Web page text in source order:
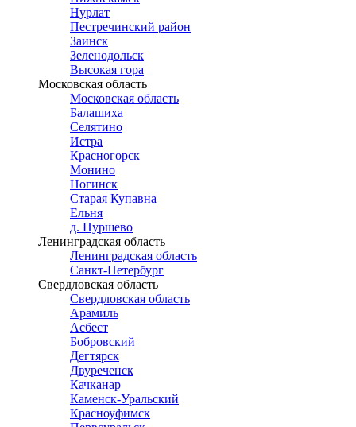
Нурлат
Пестречинский район
Заинск
Зеленодольск
Высокая гора
Московская область
Московская область
Балашиха
Селятино
Истра
Красногорск
Монино
Ногинск
Старая Купавна
Ельня
д. Пуршево
Ленинградская область
Ленинградская область
Санкт-Петербург
Свердловская область
Свердловская область
Арамиль
Асбест
Бобровский
Дегтярск
Двуреченск
Качканар
Каменск-Уральский
Красноуфимск